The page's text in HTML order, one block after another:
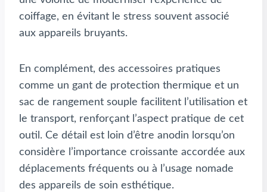
coiffage, en évitant le stress souvent associé
aux appareils bruyants.
En complément, des accessoires pratiques
comme un gant de protection thermique et un
sac de rangement souple facilitent l’utilisation et
le transport, renforçant l’aspect pratique de cet
outil. Ce détail est loin d’être anodin lorsqu’on
considère l’importance croissante accordée aux
déplacements fréquents ou à l’usage nomade
des appareils de soin esthétique.